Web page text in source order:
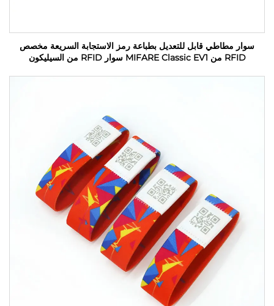
سوار مطاطي قابل للتعديل بطباعة رمز الاستجابة السريعة مخصص
RFID من MIFARE Classic EV1 سوار RFID من السيليكون